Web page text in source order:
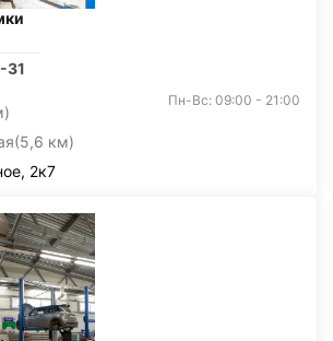
31
(5,6 км)
Пн-Вс: 09:00 - 21:00
2к7